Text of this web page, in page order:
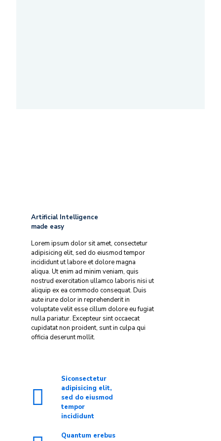
Artificial Intelligence
made easy
Lorem ipsum dolor sit amet, consectetur
adipisicing elit, sed do eiusmod tempor
incididunt ut labore et dolore magna
aliqua. Ut enim ad minim veniam, quis
nostrud exercitation ullamco laboris nisi ut
aliquip ex ea commodo consequat. Duis
aute irure dolor in reprehenderit in
voluptate velit esse cillum dolore eu fugiat
nulla pariatur. Excepteur sint occaecat
cupidatat non proident, sunt in culpa qui
officia deserunt mollit.
Siconsectetur
adipisicing elit,
sed do eiusmod
tempor
incididunt
Quantum erebus